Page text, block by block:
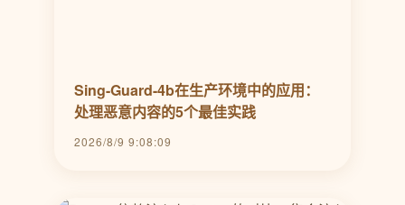
Sing-Guard-4b在生产环境中的应用：
处理恶意内容的5个最佳实践
2026/8/9 9:08:09